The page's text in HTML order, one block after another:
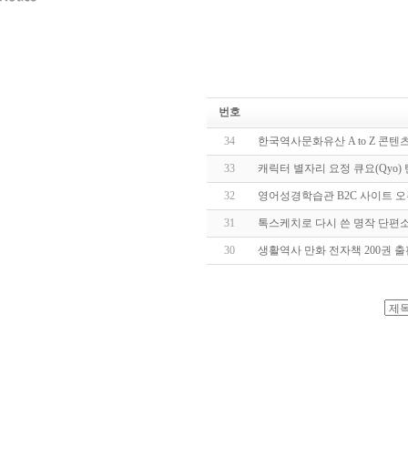
번호
34 한국역사문화유산 A to Z 콘
33 캐릭터 별자리 요정 큐요(Qyo)
32 영어성경학습관 B2C 사이트
31 톡스케치로 다시 쓴 명작 단편
30 생활역사 만화 전자책 200권